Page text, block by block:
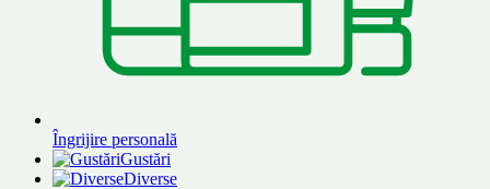
Îngrijire personală
Gustări
Diverse